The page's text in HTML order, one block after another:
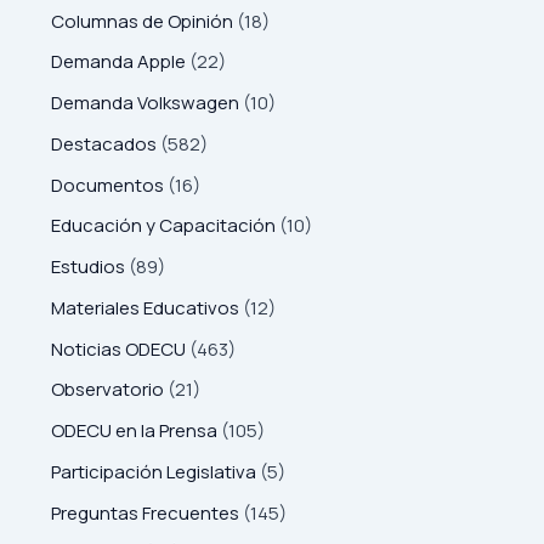
Columnas de Opinión (18)
Demanda Apple (22)
Demanda Volkswagen (10)
Destacados (582)
Documentos (16)
Educación y Capacitación (10)
Estudios (89)
Materiales Educativos (12)
Noticias ODECU (463)
Observatorio (21)
ODECU en la Prensa (105)
Participación Legislativa (5)
Preguntas Frecuentes (145)